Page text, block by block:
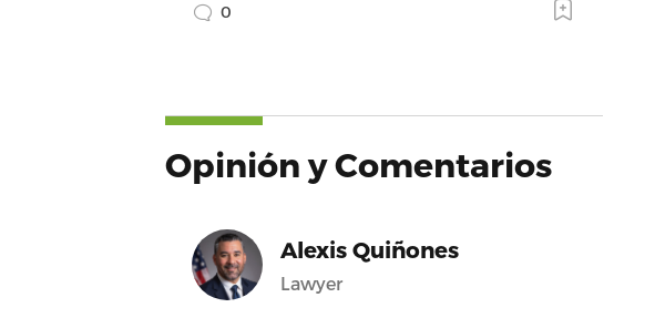
0
Opinión y Comentarios
Alexis Quiñones
Lawyer